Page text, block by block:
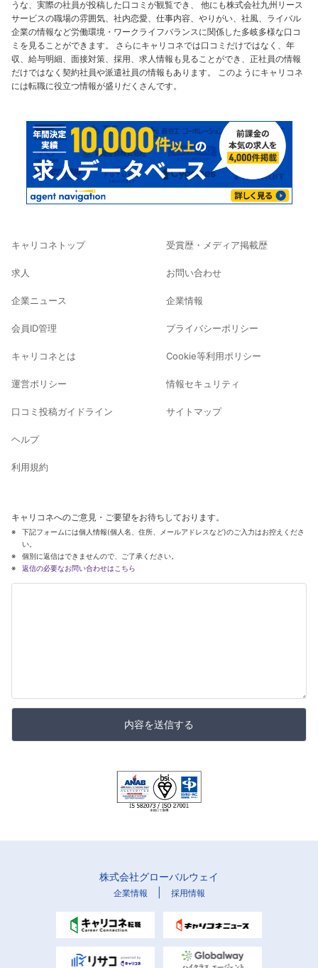
うな、実際の社員が投稿した口コミが観覧でき、 他にも株式会社九州リース
サービスの職場の雰囲気、社内恋愛、仕事内容、やりがい、社風、ライバル
企業の情報など労働環境・ワークライフバランスに関係した多岐多様な口コ
ミを見ることができます。 さらにキャリコネでは口コミだけではなく、年
収、給与明細、面接対策、採用、求人情報も見ることができ、正社員の情報
だけではなく契約社員や派遣社員の情報もあります。 このようにキャリコネ
には転職に役立つ情報が盛りだくさんです。
キャリコネトップ
求人
企業ニュース
会員ID管理
キャリコネとは
運営ポリシー
口コミ投稿ガイドライン
ヘルプ
利用規約
受賞歴・メディア掲載歴
お問い合わせ
企業情報
プライバシーポリシー
Cookie等利用ポリシー
情報セキュリティ
サイトマップ
キャリコネへのご意見・ご要望をお待ちしております。
下記フォームには個人情報(個人名、住所、メールアドレスなど)のご入力はお控えくださ
い。
個別に返信はできませんので、ご了承ください。
返信の必要なお問い合わせはこちら
内容を送信する
株式会社グローバルウェイ
企業情報 採用情報